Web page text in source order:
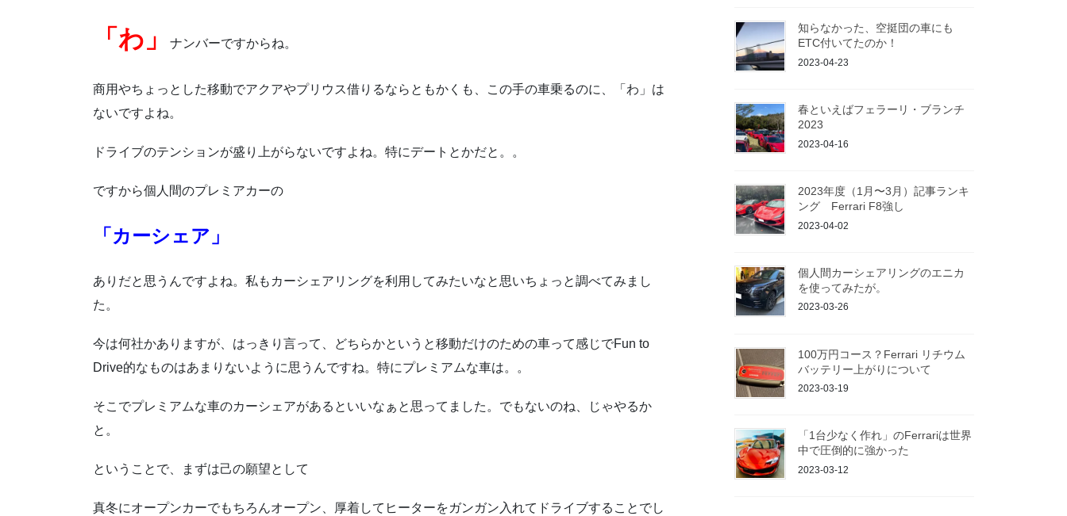
「わ」 ナンバーですからね。
商用やちょっとした移動でアクアやプリウス借りるならともかくも、この手の車乗るのに、「わ」は
ないですよね。
ドライブのテンションが盛り上がらないですよね。特にデートとかだと。。
ですから個人間のプレミアカーの
「カーシェア」
ありだと思うんですよね。私もカーシェアリングを利用してみたいなと思いちょっと調べてみまし
た。
今は何社かありますが、はっきり言って、どちらかというと移動だけのための車って感じでFun to
Drive的なものはあまりないように思うんですね。特にプレミアムな車は。。
そこでプレミアムな車のカーシェアがあるといいなぁと思ってました。でもないのね、じゃやるか
と。
ということで、まずは己の願望として
真冬にオープンカーでもちろんオープン、厚着してヒーターをガンガン入れてドライブすることでし
知らなかった、空挺団の車にも
ETC付いてたのか！
2023-04-23
春といえばフェラーリ・ブランチ
2023
2023-04-16
2023年度（1月〜3月）記事ランキ
ング Ferrari F8強し
2023-04-02
個人間カーシェアリングのエニカ
を使ってみたが。
2023-03-26
100万円コース？Ferrari リチウム
バッテリー上がりについて
2023-03-19
「1台少なく作れ」のFerrariは世界
中で圧倒的に強かった
2023-03-12